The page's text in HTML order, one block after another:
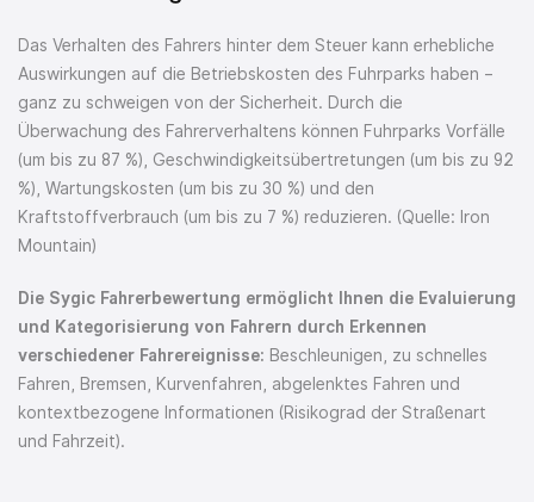
Das Verhalten des Fahrers hinter dem Steuer kann erhebliche
Auswirkungen auf die Betriebskosten des Fuhrparks haben –
ganz zu schweigen von der Sicherheit. Durch die
Überwachung des Fahrerverhaltens können Fuhrparks Vorfälle
(um bis zu 87 %), Geschwindigkeitsübertretungen (um bis zu 92
%), Wartungskosten (um bis zu 30 %) und den
Kraftstoffverbrauch (um bis zu 7 %) reduzieren. (Quelle: Iron
Mountain)
Die Sygic Fahrerbewertung ermöglicht Ihnen die Evaluierung
und Kategorisierung von Fahrern durch Erkennen
verschiedener Fahrereignisse: Beschleunigen, zu schnelles
Fahren, Bremsen, Kurvenfahren, abgelenktes Fahren und
kontextbezogene Informationen (Risikograd der Straßenart
und Fahrzeit).